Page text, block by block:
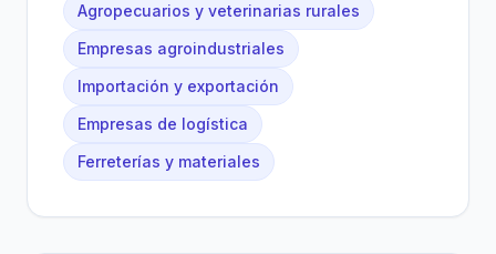
Agropecuarios y veterinarias rurales
Empresas agroindustriales
Importación y exportación
Empresas de logística
Ferreterías y materiales